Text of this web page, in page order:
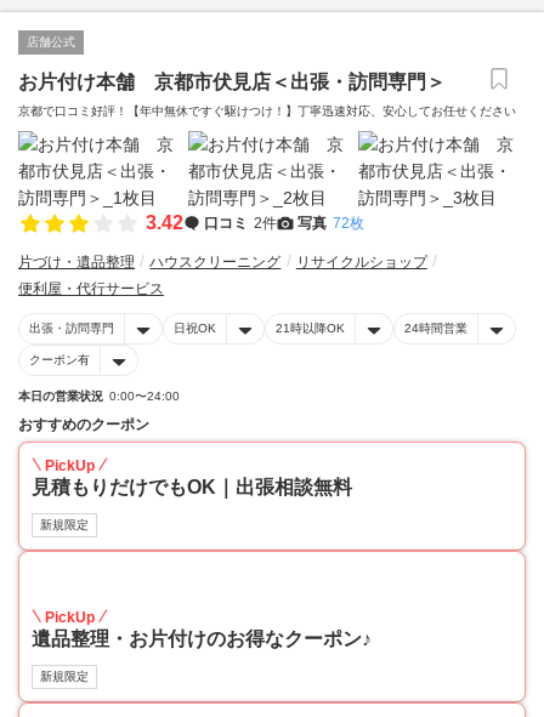
店舗公式
お片付け本舗 京都市伏見店＜出張・訪問専門＞
京都で口コミ好評！【年中無休ですぐ駆けつけ！】丁寧迅速対応、安心してお任せください
3.42 口コミ 2件 写真 72枚
片づけ・遺品整理 ハウスクリーニング
リサイクルショップ
便利屋・代行サービス
出張・訪問専門 日祝OK 21時以降OK 24時間営業
クーポン有
本日の営業状況 0:00〜24:00
おすすめのクーポン
PickUp
見積もりだけでもOK｜出張相談無料
新規限定
PickUp
遺品整理・お片付けのお得なクーポン♪
新規限定